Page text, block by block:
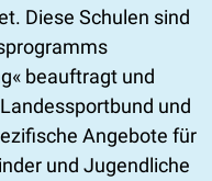
Diese Schulen sind
beauftragt und
und
Angebote für
und Jugendliche